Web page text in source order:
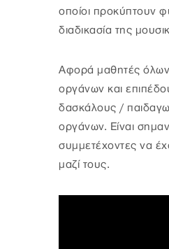
οποίοι προκύπτουν
διαδικασία της
Αφορά μαθητές όλων
οργάνων και
δασκάλους /
οργάνων. Είναι
συμμετέχοντες να
μαζί τους.